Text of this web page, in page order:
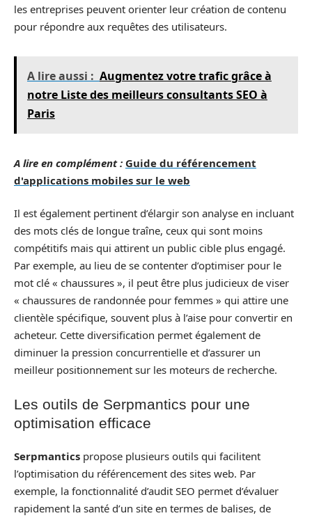
les entreprises peuvent orienter leur création de contenu
pour répondre aux requêtes des utilisateurs.
A lire aussi : Augmentez votre trafic grâce à
notre Liste des meilleurs consultants SEO à
Paris
A lire en complément : Guide du référencement
d'applications mobiles sur le web
Il est également pertinent d’élargir son analyse en incluant
des mots clés de longue traîne, ceux qui sont moins
compétitifs mais qui attirent un public cible plus engagé.
Par exemple, au lieu de se contenter d’optimiser pour le
mot clé « chaussures », il peut être plus judicieux de viser
« chaussures de randonnée pour femmes » qui attire une
clientèle spécifique, souvent plus à l’aise pour convertir en
acheteur. Cette diversification permet également de
diminuer la pression concurrentielle et d’assurer un
meilleur positionnement sur les moteurs de recherche.
Les outils de Serpmantics pour une
optimisation efficace
Serpmantics propose plusieurs outils qui facilitent
l’optimisation du référencement des sites web. Par
exemple, la fonctionnalité d’audit SEO permet d’évaluer
rapidement la santé d’un site en termes de balises, de